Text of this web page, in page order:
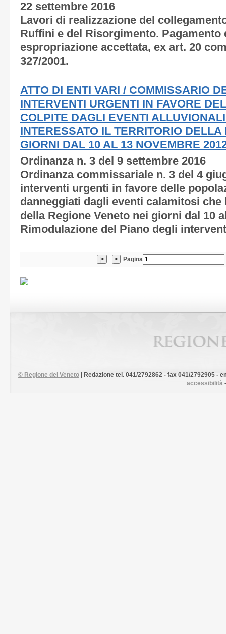
22 settembre 2016
Lavori di realizzazione del
Ruffini e del Risorgimento. Pagamento
espropriazione accettata, ex art. 20
327/2001.
ATTO DI ENTI VARI / COMMISSARIO
INTERVENTI URGENTI IN FAVORE
COLPITE DAGLI EVENTI
INTERESSATO IL TERRITORIO
GIORNI DAL 10 AL 13 NOVEMBRE
Ordinanza n. 3 del 9 settembre 2016
Ordinanza commissariale n. 3 del 4
interventi urgenti in favore delle
danneggiati dagli eventi calamitosi
della Regione Veneto nei giorni dal 10
Rimodulazione del Piano degli
Pagina
© Regione del Veneto
| Redazione tel. 041/2792862 - fax 041/2792905 -
accessibilità